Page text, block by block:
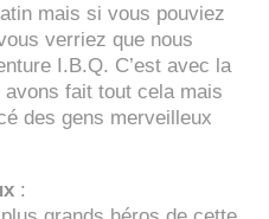
mais si vous pouviez
verriez que nous
I.B.Q. C’est avec la
fait tout cela mais
des gens merveilleux
: